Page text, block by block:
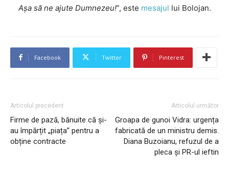
Așa să ne ajute Dumnezeu!”, este mesajul lui Bolojan.
Facebook Twitter Pinterest
Articolul precedent
Firme de pază, bănuite că și-
au împărțit „piața” pentru a
obține contracte
Articolul următor
Groapa de gunoi Vidra: urgența
fabricată de un ministru demis.
Diana Buzoianu, refuzul de a
pleca și PR-ul ieftin